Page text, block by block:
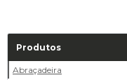
Produtos
Abraçadeira